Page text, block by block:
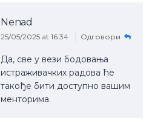
Nenad
25/05/2025 at 16:34 Одговори
Да, све у вези бодовања
истраживачких радова ће
такође бити доступно вашим
менторима.